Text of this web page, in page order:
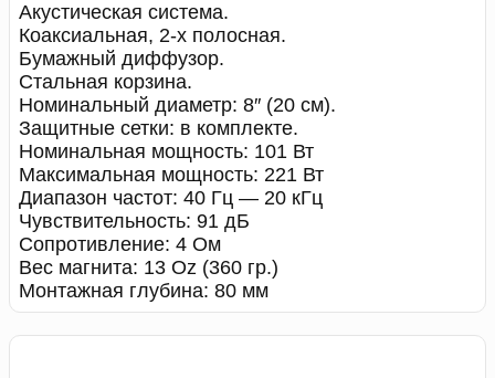
Акустическая система.
Коаксиальная, 2-х полосная.
Бумажный диффузор.
Стальная корзина.
Номинальный диаметр: 8″ (20 см).
Защитные сетки: в комплекте.
Номинальная мощность: 101 Вт
Максимальная мощность: 221 Вт
Диапазон частот: 40 Гц — 20 кГц
Чувствительность: 91 дБ
Сопротивление: 4 Ом
Вес магнита: 13 Oz (360 гр.)
Монтажная глубина: 80 мм